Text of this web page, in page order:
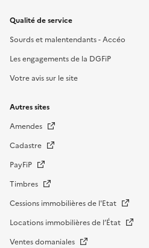
Qualité de service
Sourds et malentendants - Accéo
Les engagements de la DGFiP
Votre avis sur le site
Autres sites
Amendes
Cadastre
PayFiP
Timbres
Cessions immobilières de l'Etat
Locations immobilières de l’État
Ventes domaniales